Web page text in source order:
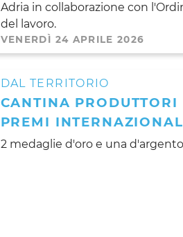
Adria in collaborazione con
del lavoro.
VENERDÌ 24 APRILE 2026
DAL TERRITORIO
CANTINA PRODUTTORI
PREMI
2 medaglie d'oro e una d'argento